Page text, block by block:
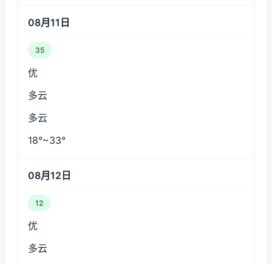
08月11日
35
优
多云
多云
18°~33°
08月12日
12
优
多云